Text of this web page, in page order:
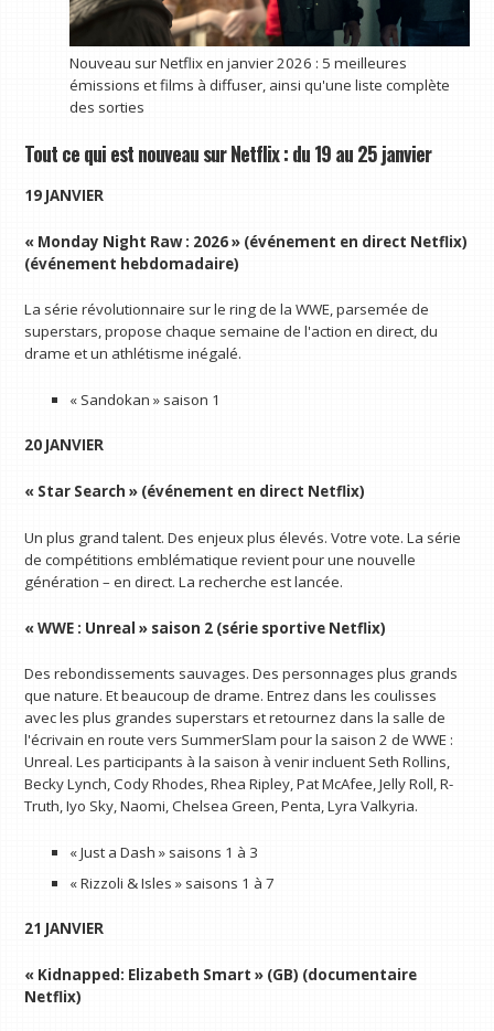
Nouveau sur Netflix en janvier 2026 : 5 meilleures
émissions et films à diffuser, ainsi qu'une liste complète
des sorties
Tout ce qui est nouveau sur Netflix : du 19 au 25 janvier
19 JANVIER
« Monday Night Raw : 2026 » (événement en direct Netflix)
(événement hebdomadaire)
La série révolutionnaire sur le ring de la WWE, parsemée de
superstars, propose chaque semaine de l'action en direct, du
drame et un athlétisme inégalé.
« Sandokan » saison 1
20 JANVIER
« Star Search » (événement en direct Netflix)
Un plus grand talent. Des enjeux plus élevés. Votre vote. La série
de compétitions emblématique revient pour une nouvelle
génération – en direct. La recherche est lancée.
« WWE : Unreal » saison 2 (série sportive Netflix)
Des rebondissements sauvages. Des personnages plus grands
que nature. Et beaucoup de drame. Entrez dans les coulisses
avec les plus grandes superstars et retournez dans la salle de
l'écrivain en route vers SummerSlam pour la saison 2 de WWE :
Unreal. Les participants à la saison à venir incluent Seth Rollins,
Becky Lynch, Cody Rhodes, Rhea Ripley, Pat McAfee, Jelly Roll, R-
Truth, Iyo Sky, Naomi, Chelsea Green, Penta, Lyra Valkyria.
« Just a Dash » saisons 1 à 3
« Rizzoli & Isles » saisons 1 à 7
21 JANVIER
« Kidnapped: Elizabeth Smart » (GB) (documentaire
Netflix)